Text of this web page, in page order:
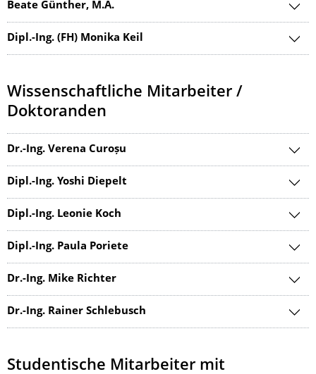
Beate Günther, M.A.
Dipl.-Ing. (FH) Monika Keil
Wissenschaftliche Mitarbeiter /
Doktoranden
Dr.-Ing. Verena Curoșu
Dipl.-Ing. Yoshi Diepelt
Dipl.-Ing. Leonie Koch
Dipl.-Ing. Paula Poriete
Dr.-Ing. Mike Richter
Dr.-Ing. Rainer Schlebusch
Studentische Mitarbeiter mit